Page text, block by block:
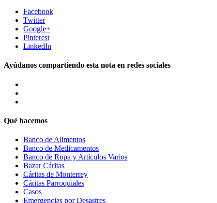
Facebook
Twitter
Google+
Pinterest
LinkedIn
Ayúdanos compartiendo esta nota en redes sociales
Qué hacemos
Banco de Alimentos
Banco de Medicamentos
Banco de Ropa y Artículos Varios
Bazar Cáritas
Cáritas de Monterrey
Cáritas Parroquiales
Casos
Emergencias por Desastres